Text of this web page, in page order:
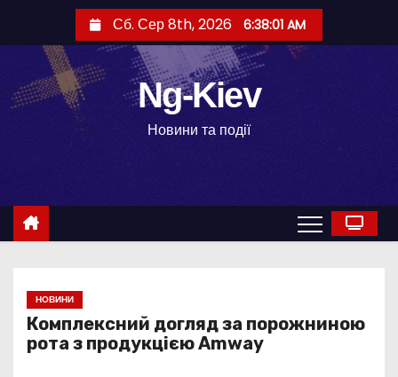
й
о
Сб. Сер 8th, 2026 6:38:02 AM
Ng-Kiev
Новини та події
НОВИНИ
Комплексний догляд за порожниною
рота з продукцією Amway